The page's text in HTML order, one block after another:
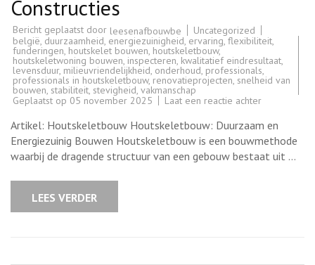
Constructies
Bericht geplaatst door leesenafbouwbe
Uncategorized
belgië, duurzaamheid, energiezuinigheid, ervaring, flexibiliteit,
funderingen, houtskelet bouwen, houtskeletbouw,
houtskeletwoning bouwen, inspecteren, kwalitatief eindresultaat,
levensduur, milieuvriendelijkheid, onderhoud, professionals,
professionals in houtskeletbouw, renovatieprojecten, snelheid van
bouwen, stabiliteit, stevigheid, vakmanschap
Geplaatst op 05 november 2025 Laat een reactie achterop
en
Efficiënt
Bouwen
met
Artikel: Houtskeletbouw Houtskeletbouw: Duurzaam en
Energiezuinig Bouwen Houtskeletbouw is een bouwmethode
waarbij de dragende structuur van een gebouw bestaat uit …
LEES VERDER